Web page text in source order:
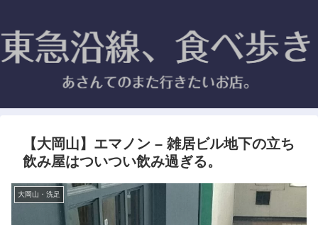
【大岡山】エマノン – 雑居ビル地下の立ち
飲み屋はついつい飲み過ぎる。
大岡山・洗足